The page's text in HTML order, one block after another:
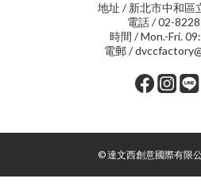
地址 / 新北市中和區
電話 / 02-
時間 / Mon.-Fri.
電郵 /
© 達文西創意國際有限